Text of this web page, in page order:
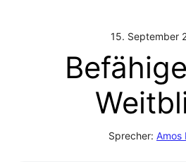
15. September
Sprecher: Amos